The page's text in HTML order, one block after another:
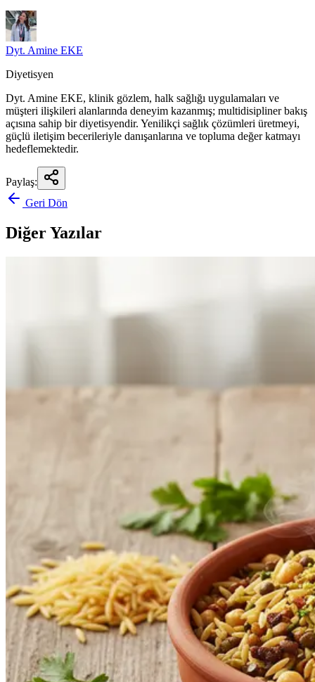
Dyt. Amine EKE
Diyetisyen
Dyt. Amine EKE, klinik gözlem, halk sağlığı uygulamaları ve
müşteri ilişkileri alanlarında deneyim kazanmış; multidisipliner bakış
açısına sahip bir diyetisyendir. Yenilikçi sağlık çözümleri üretmeyi,
güçlü iletişim becerileriyle danışanlarına ve topluma değer katmayı
hedeflemektedir.
Paylaş:
Geri Dön
Diğer Yazılar